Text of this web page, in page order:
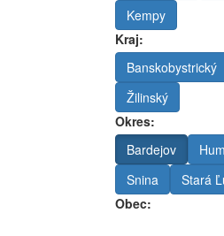
Kempy
Kraj:
Banskobystrický
Žilinský
Okres:
Bardejov
Snina
Stará
Obec: